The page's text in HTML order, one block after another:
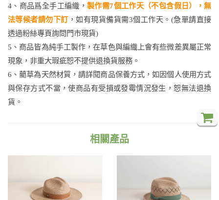
4、商品爲全手工編織，製作需7個工作天（不包含假日），無
法等候者請勿下訂，如有現貨備貨需3個工作天。(急單請直接
透過粉絲專頁詢問門市現貨)
5、商品皆為純手工製作，在草色與編織上會有些微差異屬正常
現象，非重大瑕疵恕不提供退換貨服務。
6、藺草為天然材質，請詳閱商品保養方式，如因個人使用方式
與保存方式不當，使商品有受損或發霉情況發生，恕無法退換
貨。
相關產品